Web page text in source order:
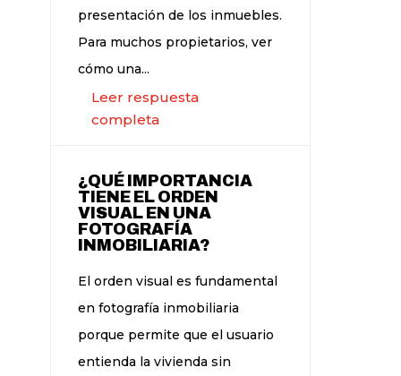
presentación de los inmuebles.
Para muchos propietarios, ver
cómo una...
Leer respuesta
completa
¿QUÉ IMPORTANCIA
TIENE EL ORDEN
VISUAL EN UNA
FOTOGRAFÍA
INMOBILIARIA?
El orden visual es fundamental
en fotografía inmobiliaria
porque permite que el usuario
entienda la vivienda sin